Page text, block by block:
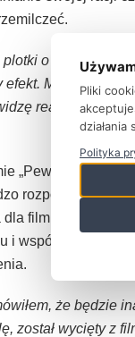
o sobie,
Myślę, że
reakcje i
„Pewnego razu w
rozpoznawalny.
filmu. Aktor
i współpraca z
że będzie
został wycięty z
Pliki
działania
Polityka